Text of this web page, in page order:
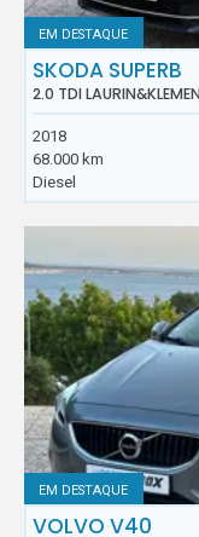
EM DESTAQUE
SKODA SUPERB
2.0 TDI
2018
68.000 km
Diesel
EM DESTAQUE
VOLVO V40